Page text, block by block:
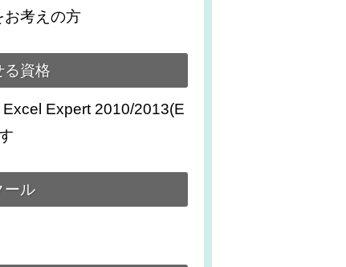
お考えの方
る資格
Expert 2010/2013(E
ール